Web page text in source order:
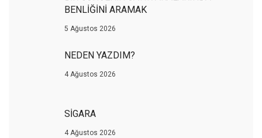
BENLİĞİNİ ARAMAK
5 Ağustos 2026
NEDEN YAZDIM?
4 Ağustos 2026
SİGARA
4 Ağustos 2026